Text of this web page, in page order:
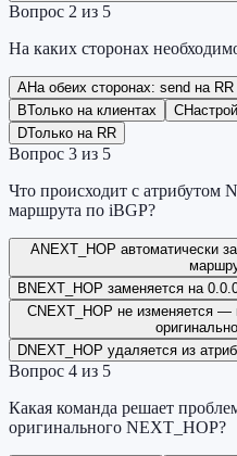
Вопрос 2 из 5
На каких сторонах
AНа обеих сторонах: send на
BТолько на клиентах C
DТолько на RR
Вопрос 3 из 5
Что происходит с атрибутом
маршрута по iBGP?
ANEXT_HOP автоматически
B NEXT_HOP заменяется на
CNEXT_HOP не изменяется
DNEXT_HOP удаляется из
Вопрос 4 из 5
Какая команда решает
оригинального NEXT_HOP?